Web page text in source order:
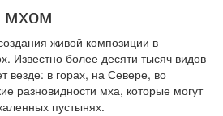
мхом
живой композиции в
Известно более десяти тысяч видов
везде: в горах, на Севере, во
разновидности мха, которые могут
пустынях.